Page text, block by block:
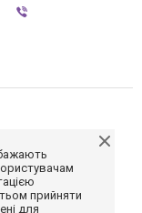
прийняти
для